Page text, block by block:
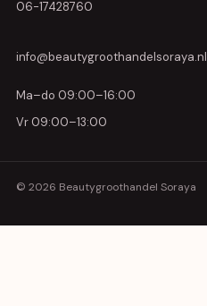
06-17428760
info@beautygroothandelsoraya.nl
Ma–do 09:00–16:00
Vr 09:00–13:00
© 2026 Beautygroothandel Soraya